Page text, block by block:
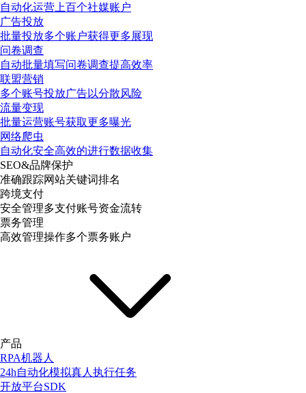
自动化运营上百个社媒账户
广告投放
批量投放多个账户获得更多展现
问卷调查
自动批量填写问卷调查提高效率
联盟营销
多个账号投放广告以分散风险
流量变现
批量运营账号获取更多曝光
网络爬虫
自动化安全高效的进行数据收集
SEO&品牌保护
准确跟踪网站关键词排名
跨境支付
安全管理多支付账号资金流转
票务管理
高效管理操作多个票务账户
产品
RPA机器人
24h自动化模拟真人执行任务
开放平台SDK